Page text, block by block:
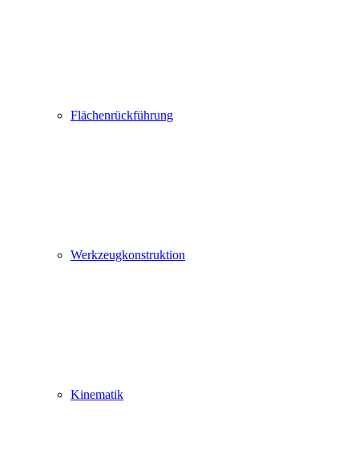
Flächenrückführung
Werkzeugkonstruktion
Kinematik